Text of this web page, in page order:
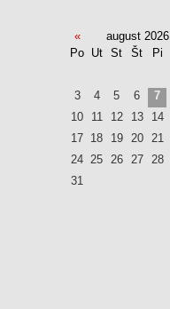
« august 2026
Po Ut St Št Pi
3
4 5 6 7
10
11 12 13 14
17 18 19 20 21
24 25 26 27 28
31